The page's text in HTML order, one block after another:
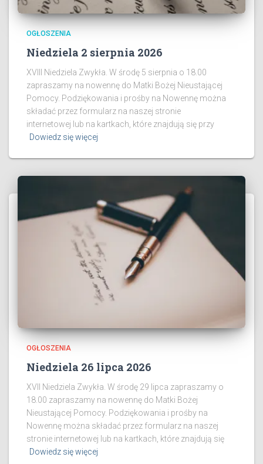
OGŁOSZENIA
Niedziela 2 sierpnia 2026
XVIII Niedziela Zwykła. W środę 5 sierpnia o 18.00
zapraszamy na nowennę do Matki Bożej Nieustającej
Pomocy. Podziękowania i prośby na Nowennę można
składać przez formularz na naszej stronie
internetowej lub na kartkach, które znajdują się przy
Dowiedz się więcej
OGŁOSZENIA
Niedziela 26 lipca 2026
XVII Niedziela Zwykła. W środę 29 lipca zapraszamy o
18.00 zapraszamy na nowennę do Matki Bożej
Nieustającej Pomocy. Podziękowania i prośby na
Nowennę można składać przez formularz na naszej
stronie internetowej lub na kartkach, które znajdują się
Dowiedz się więcej